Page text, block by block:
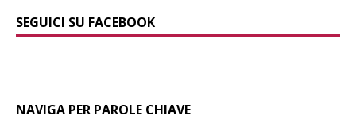
SEGUICI SU FACEBOOK
NAVIGA PER PAROLE CHIAVE